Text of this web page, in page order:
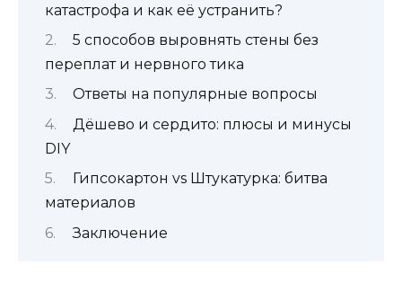
катастрофа и как её устранить?
5 способов выровнять стены без
переплат и нервного тика
Ответы на популярные вопросы
Дёшево и сердито: плюсы и минусы
DIY
Гипсокартон vs Штукатурка: битва
материалов
Заключение